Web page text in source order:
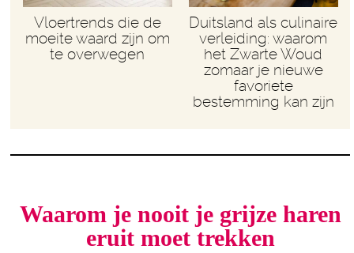
Vloertrends die de
moeite waard zijn om
te overwegen
Duitsland als culinaire
verleiding: waarom
het Zwarte Woud
zomaar je nieuwe
favoriete
bestemming kan zijn
Waarom je nooit je grijze haren
eruit moet trekken